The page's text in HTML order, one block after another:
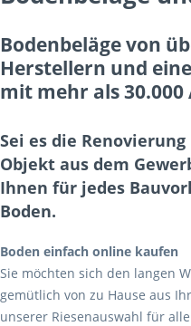
Bodenbeläge von
Herstellern und
mit mehr als
Sei es die
Objekt aus dem
Ihnen für jedes
Boden.
Boden einfach online kaufen
Sie möchten sich den langen
gemütlich von zu Hause aus
unserer Riesenauswahl für